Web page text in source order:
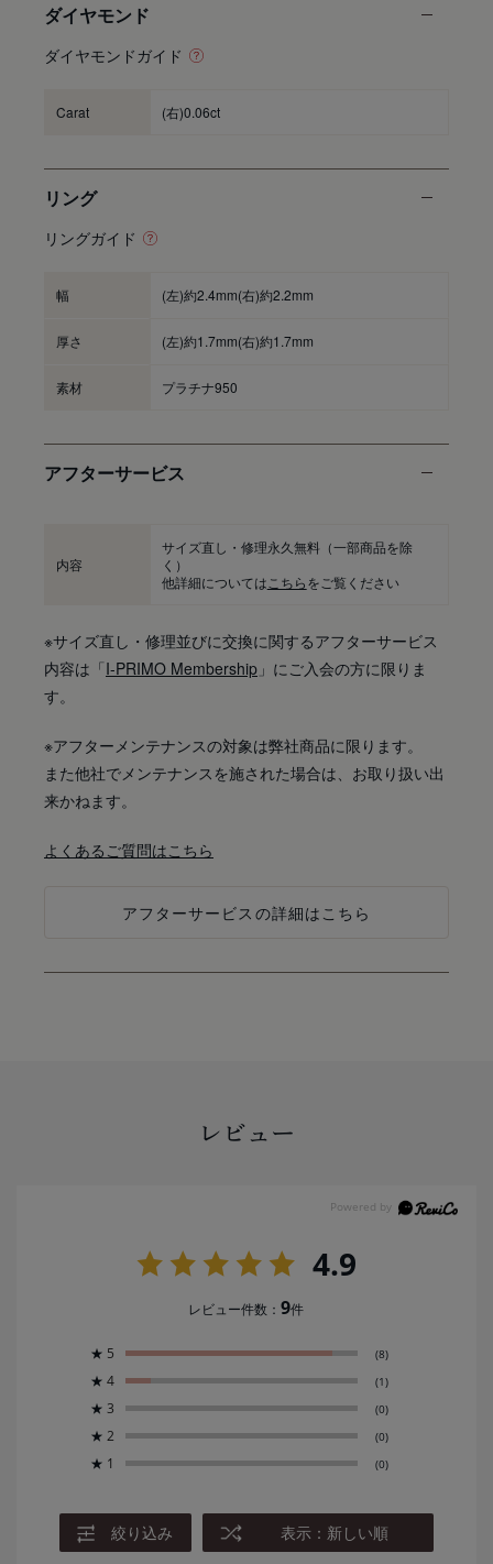
ダイヤモンド
ダイヤモンドガイド
Carat (右)0.06ct
リング
リングガイド
幅 (左)約2.4mm(右)約2.2mm
厚さ (左)約1.7mm(右)約1.7mm
素材 プラチナ950
アフターサービス
内容
サイズ直し・修理永久無料（一部商品を除
く）
他詳細については こちらをご覧ください
※サイズ直し・修理並びに交換に関するアフターサービス
内容は「I-PRIMO Membership 」にご入会の方に限りま
す。
※アフターメンテナンスの対象は弊社商品に限ります。
また他社でメンテナンスを施された場合は、お取り扱い出
来かねます。
よくあるご質問はこちら
アフターサービスの詳細はこちら
レビュー
4.9
レビュー件数：9件
★ 5 (8)
★ 4 (1)
★ 3 (0)
★ 2 (0)
★ 1 (0)
絞り込み 表示：新しい順